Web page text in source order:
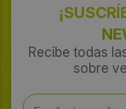
Recibe todas
sobre